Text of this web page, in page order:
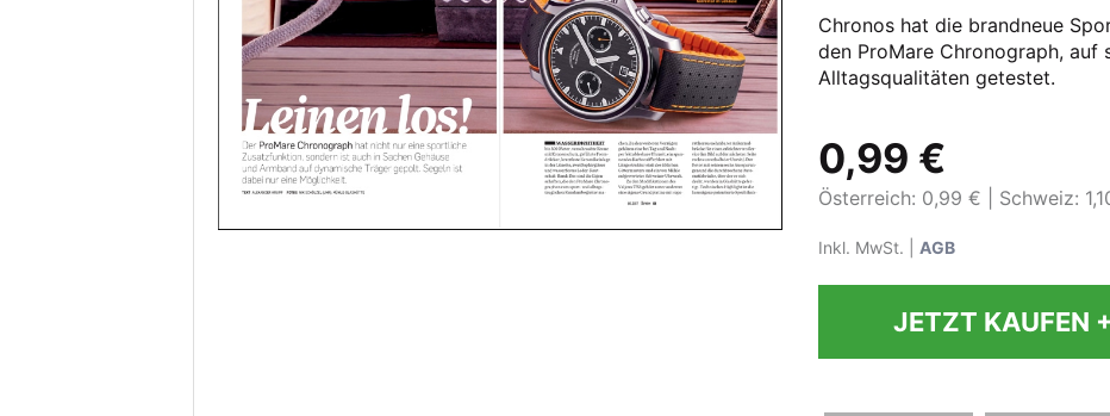
Chronos hat die brandneue
den ProMare Chronograph, auf
Alltagsqualitäten getestet.
0,99 €
Österreich: 0,99 € Schweiz:
Inkl. MwSt. | AGB
JETZT KAUFEN